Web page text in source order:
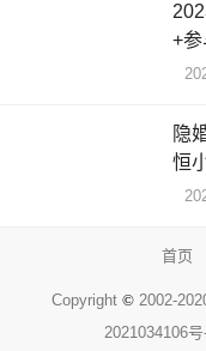
+
隐
恒
首页
Copyright © 2002-
2021034106